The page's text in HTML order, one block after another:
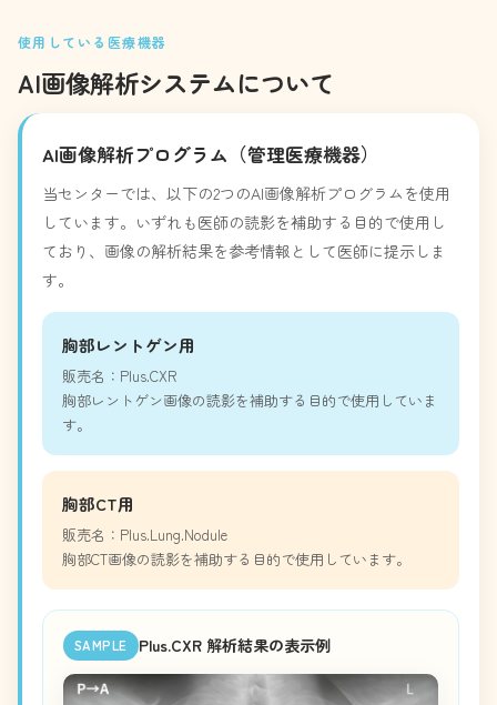
使用している医療機器
AI画像解析システムについて
AI画像解析プログラム（管理医療機器）
当センターでは、以下の2つのAI画像解析プログラムを使用
しています。いずれも医師の読影を補助する目的で使用し
ており、画像の解析結果を参考情報として医師に提示しま
す。
胸部レントゲン用
販売名：Plus.CXR
胸部レントゲン画像の読影を補助する目的で使用していま
す。
胸部CT用
販売名：Plus.Lung.Nodule
胸部CT画像の読影を補助する目的で使用しています。
SAMPLE Plus.CXR 解析結果の表示例